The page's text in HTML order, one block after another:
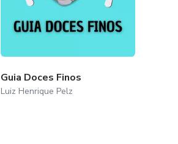
Guia Doces Finos
Luiz Henrique Pelz